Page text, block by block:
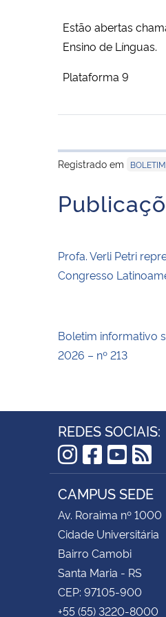
Estão abertas
Ensino de Línguas.
Plataforma 9
Registrado em
Profa. Verli Petri
Congresso
Boletim informativo
2026 – nº 213
REDES SOCIAIS:
Instagram
CAMPUS SEDE
Av. Roraima nº 1000
Cidade Universitária
Bairro Camobi
Santa Maria - RS
CEP: 97105-900
+55 (55) 3220-8000